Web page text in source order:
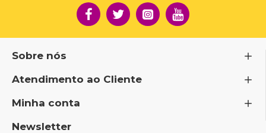
Sobre nós
Atendimento ao Cliente
Minha conta
Newsletter